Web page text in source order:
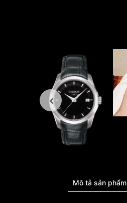
Mô tả sản phẩm